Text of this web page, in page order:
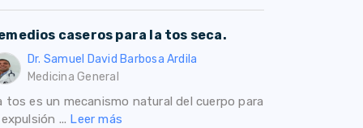
caseros para la tos seca.
Dr. Samuel David Barbosa Ardila
Medicina General
tos es un mecanismo natural del cuerpo para
... Leer más